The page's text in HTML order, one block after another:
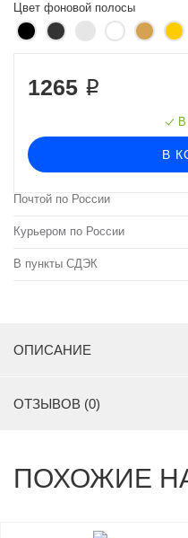
Цвет фоновой полосы
1265 ₽
В
Почтой по России
Курьером по России
В пункты СДЭК
ОПИСАНИЕ
ОТЗЫВОВ (0)
ПОХОЖИЕ